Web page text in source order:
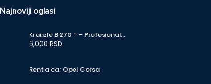
Najnoviji oglasi
Kranzle B 270 T – Profesionalni
perač, puromat 270 bar
6,000 RSD
Rent a car Opel Corsa